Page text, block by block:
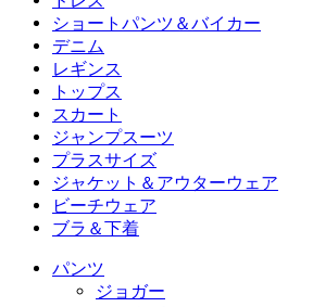
ジョガー
ワークパンツ
フローショートパンツ
ドレス
スポーツドレス
マキシ＆ミディドレス
ミニドレス
ショートパンツ＆バイカー
ショートパンツ＆バイカー
バイカー
デニムショートパンツ
2.5インチショートパンツ
デニム
デニム
デニムレギンス
ワイドレッグジーンズ
デニムショートパンツ
デニムスカート
レギンス
レギンス
デニムレギンス
ヒップアップレギンス
ヨガレギンス
トップス
トップス
スポーツブラ
Tシャツ
スカート
スカート
アクティブスカート
ミニスカート
マキシ＆ミディスカート
ジャンプスーツ
ジャンプスーツ
オーバーオール
ロンパース
プラスサイズ
プラスサイズ
プラスサイズボトムス
プラスサイズトップス
プラスサイズドレス
ジャケット＆アウターウェア
ジャケット＆アウターウェア
ジャケット＆アウターウェア
アウターウェア
ビーチウェア
ビーチウェア
水着トップス
水着ボトムス
水着セット
ブラ＆下着
ブラ＆下着
ブラ
下着
パンツ
ジョガー